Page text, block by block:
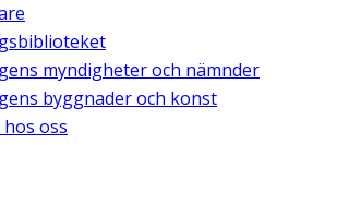
myndigheter och nämnder
byggnader och konst
oss